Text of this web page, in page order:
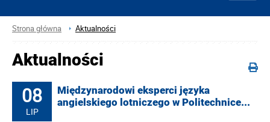
Strona główna Aktualności
Aktualności
08
LIP
Międzynarodowi eksperci języka
angielskiego lotniczego w Politechnice...